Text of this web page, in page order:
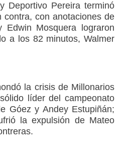
Deportivo Pereira terminó
con anotaciones de
Mosquera lograron
a los 82 minutos, Walmer
la crisis de Millonarios
líder del campeonato
Góez y Andey Estupiñán;
la expulsión de Mateo